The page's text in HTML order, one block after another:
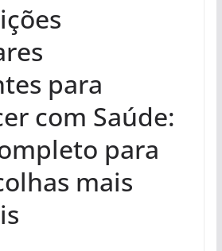
para
com Saúde:
para
mais